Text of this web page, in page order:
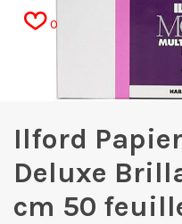
0
Ilford Papier
Deluxe
cm 50